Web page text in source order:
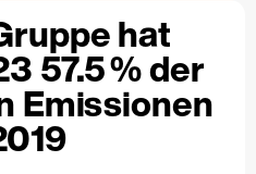
hat
57.5 % der
Emissionen